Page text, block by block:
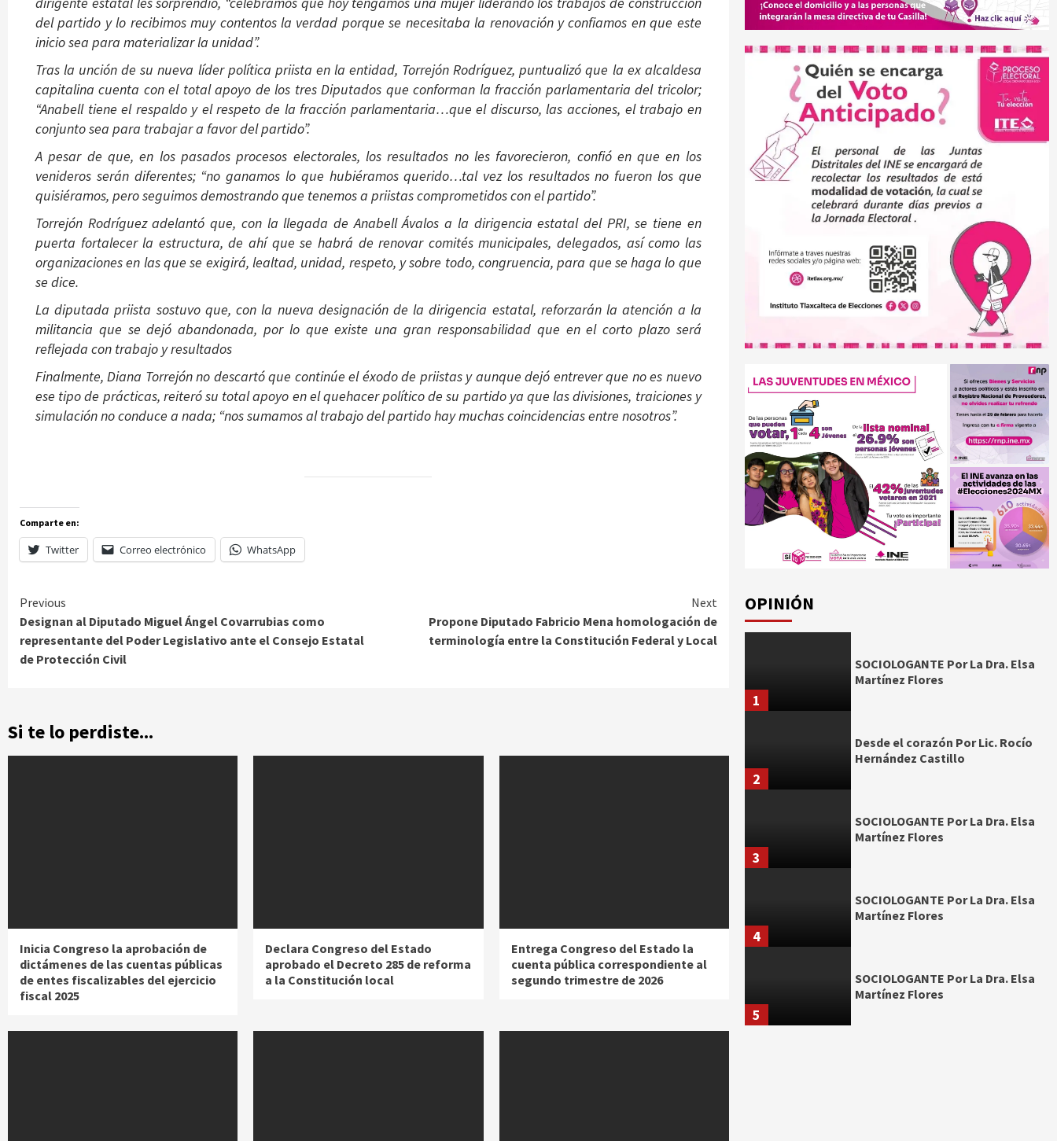
del partido y lo recibimos muy contentos la verdad porque se necesitaba la renovación y confiamos en que este
inicio sea para materializar la unidad”.
Tras la unción de su nueva líder política priista en la entidad, Torrejón Rodríguez, puntualizó que la ex alcaldesa
capitalina cuenta con el total apoyo de los tres Diputados que conforman la fracción parlamentaria del tricolor;
“Anabell tiene el respaldo y el respeto de la fracción parlamentaria…que el discurso, las acciones, el trabajo en
conjunto sea para trabajar a favor del partido”.
A pesar de que, en los pasados procesos electorales, los resultados no les favorecieron, confió en que en los
venideros serán diferentes; “no ganamos lo que hubiéramos querido…tal vez los resultados no fueron los que
quisiéramos, pero seguimos demostrando que tenemos a priistas comprometidos con el partido”.
Torrejón Rodríguez adelantó que, con la llegada de Anabell Ávalos a la dirigencia estatal del PRI, se tiene en
puerta fortalecer la estructura, de ahí que se habrá de renovar comités municipales, delegados, así como las
organizaciones en las que se exigirá, lealtad, unidad, respeto, y sobre todo, congruencia, para que se haga lo que
se dice.
La diputada priista sostuvo que, con la nueva designación de la dirigencia estatal, reforzarán la atención a la
militancia que se dejó abandonada, por lo que existe una gran responsabilidad que en el corto plazo será
reflejada con trabajo y resultados
Finalmente, Diana Torrejón no descartó que continúe el éxodo de priistas y aunque dejó entrever que no es nuevo
ese tipo de prácticas, reiteró su total apoyo en el quehacer político de su partido ya que las divisiones, traiciones y
simulación no conduce a nada; “nos sumamos al trabajo del partido hay muchas coincidencias entre nosotros”.
Comparte en:
Twitter Correo electrónico WhatsApp
Continue
Reading
Previous
Designan al Diputado Miguel Ángel Covarrubias como
representante del Poder Legislativo ante el Consejo Estatal
de Protección Civil
Next
Propone Diputado Fabricio Mena homologación de
terminología entre la Constitución Federal y Local
Si te lo perdiste...
Inicia Congreso la aprobación de
dictámenes de las cuentas públicas
de entes fiscalizables del ejercicio
fiscal 2025
Declara Congreso del Estado
aprobado el Decreto 285 de reforma
a la Constitución local
Entrega Congreso del Estado la
cuenta pública correspondiente al
segundo trimestre de 2026
OPINIÓN
1
SOCIOLOGANTE Por La Dra. Elsa
Martínez Flores
2
Desde el corazón Por Lic. Rocío
Hernández Castillo
3
SOCIOLOGANTE Por La Dra. Elsa
Martínez Flores
4
SOCIOLOGANTE Por La Dra. Elsa
Martínez Flores
5
SOCIOLOGANTE Por La Dra. Elsa
Martínez Flores